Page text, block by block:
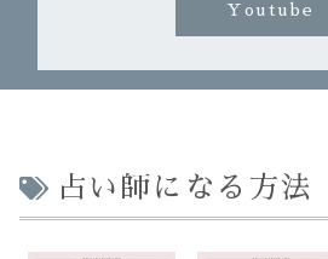
Youtube
占い師になる方法